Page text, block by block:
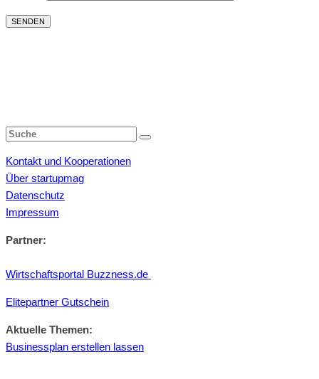
Kontakt und Kooperationen
Über startupmag
Datenschutz
Impressum
Partner:
Wirtschaftsportal Buzzness.de
Elitepartner Gutschein
Aktuelle Themen:
Businessplan erstellen lassen